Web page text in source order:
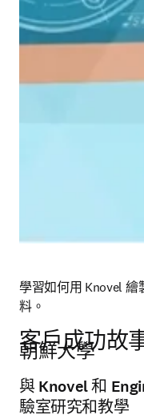
學習如何用 Knovel
料。
客戶成功故
朝鮮大學
與 Knovel 和
驗室研究和教學